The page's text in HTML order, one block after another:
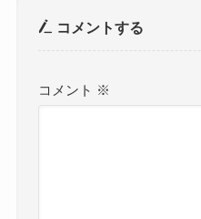
コメントする
コメント ※